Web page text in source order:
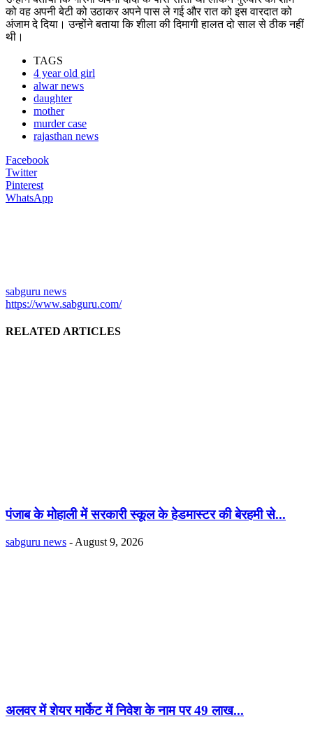
को वह अपनी बेटी को उठाकर अपने पास ले गई और रात को इस वारदात को
अंजाम दे दिया। उन्होंने बताया कि शीला की दिमागी हालत दो साल से ठीक नहीं
थी।
TAGS
4 year old girl
alwar news
daughter
mother
murder case
rajasthan news
Facebook
Twitter
Pinterest
WhatsApp
sabguru news
https://www.sabguru.com/
RELATED ARTICLES
पंजाब के मोहाली में सरकारी स्कूल के हेडमास्टर की बेरहमी से...
sabguru news - August 9, 2026
अलवर में शेयर मार्केट में निवेश के नाम पर 49 लाख...